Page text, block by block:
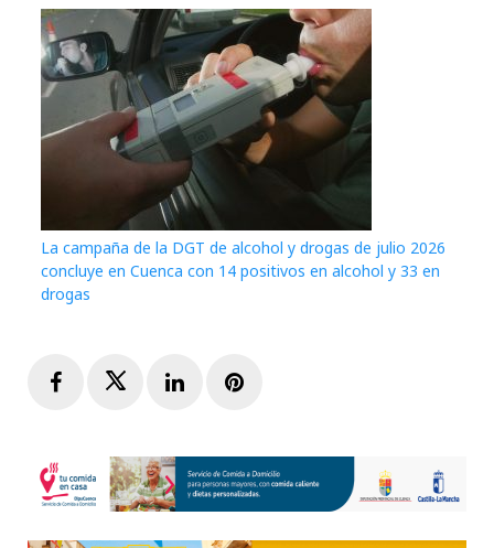
La campaña de la DGT de alcohol y drogas de julio 2026
concluye en Cuenca con 14 positivos en alcohol y 33 en
drogas
FacebookTwitterLinkedInPinterest